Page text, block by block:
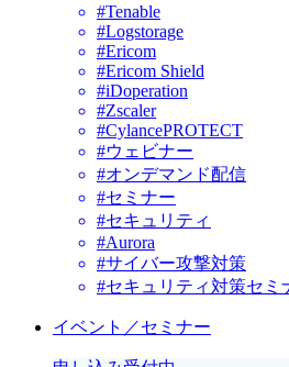
#Tenable
#Logstorage
#Ericom
#Ericom Shield
#iDoperation
#Zscaler
#CylancePROTECT
#ウェビナー
#オンデマンド配信
#セミナー
#セキュリティ
#Aurora
#サイバー攻撃対策
#セキュリティ対策セミ
イベント／セミナー